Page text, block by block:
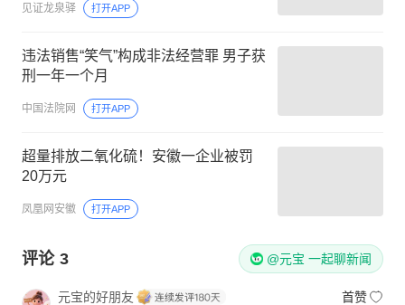
见证龙泉驿 打开APP
违法销售“笑气”构成非法经营罪 男子获
刑一年一个月
中国法院网 打开APP
​超量排放二氧化硫！安徽一企业被罚
20万元
凤凰网安徽 打开APP
评论 3 @元宝 一起聊新闻
元宝的好朋友
首赞